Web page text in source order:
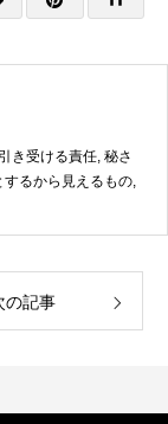
引き受ける責任, 秘さ
するから見えるもの,
の記事